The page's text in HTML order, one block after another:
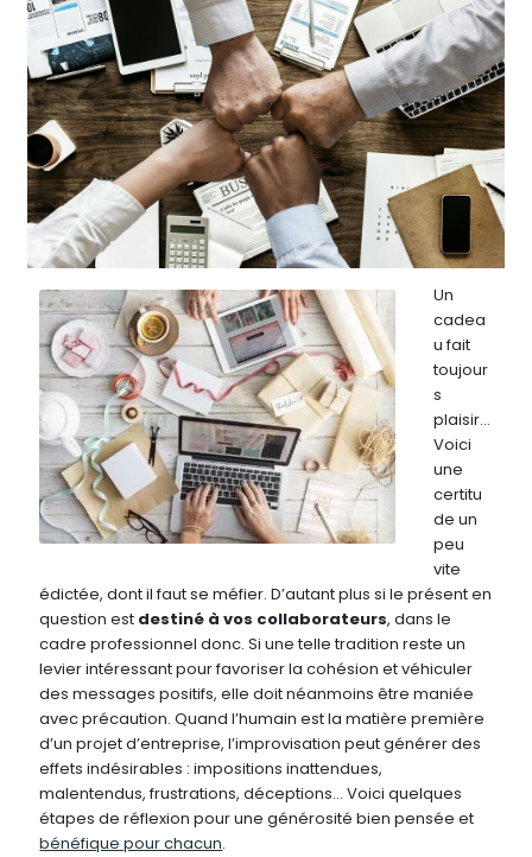
Un
cadea
u fait
toujour
s
plaisir…
Voici
une
certitu
de un
peu
vite
édictée, dont il faut se méfier. D’autant plus si le présent en
question est destiné à vos collaborateurs, dans le
cadre professionnel donc. Si une telle tradition reste un
levier intéressant pour favoriser la cohésion et véhiculer
des messages positifs, elle doit néanmoins être maniée
avec précaution. Quand l’humain est la matière première
d’un projet d’entreprise, l’improvisation peut générer des
effets indésirables : impositions inattendues,
malentendus, frustrations, déceptions… Voici quelques
étapes de réflexion pour une générosité bien pensée et
bénéfique pour chacun.